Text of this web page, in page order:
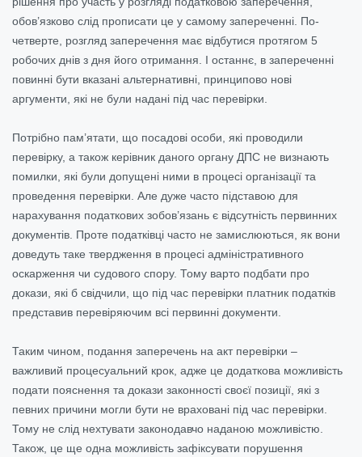
обов’язково слід прописати це у самому запереченні. По-
четверте, розгляд заперечення має відбутися протягом 5
робочих днів з дня його отримання. І останнє, в запереченні
повинні бути вказані альтернативні, принципово нові
аргументи, які не були надані під час перевірки.
Потрібно пам’ятати, що посадові особи, які проводили
перевірку, а також керівник даного органу ДПС не визнають
помилки, які були допущені ними в процесі організації та
проведення перевірки. Але дуже часто підставою для
нарахування податкових зобов’язань є відсутність первинних
документів. Проте податківці часто не замислюються, як вони
доведуть таке твердження в процесі адміністративного
оскарження чи судового спору. Тому варто подбати про
докази, які б свідчили, що під час перевірки платник податків
представив перевіряючим всі первинні документи.
Таким чином, подання заперечень на акт перевірки –
важливий процесуальний крок, адже це додаткова можливість
подати пояснення та докази законності своєї позиції, які з
певних причини могли бути не враховані під час перевірки.
Тому не слід нехтувати законодавчо наданою можливістю.
Також, це ще одна можливість зафіксувати порушення